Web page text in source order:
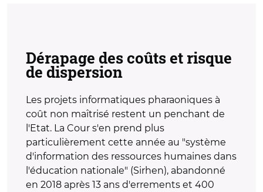
Dérapage des coûts et risque
de dispersion
Les projets informatiques pharaoniques à
coût non maîtrisé restent un penchant de
l'Etat. La Cour s'en prend plus
particulièrement cette année au "système
d'information des ressources humaines dans
l'éducation nationale" (Sirhen), abandonné
en 2018 après 13 ans d'errements et 400